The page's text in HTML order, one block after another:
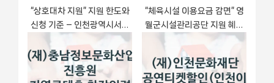
“상호대차 지원” 지원 한도와
신청 기준 – 인천광역시서구
시설관리공단 복지정책 요건
및 혜택
“체육시설 이용요금 감면” 영
월군시설관리공단 지원 혜택
– 일정과 신청 방법